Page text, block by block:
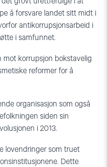
å forsvare landet sitt midt i
antikorrupsjonsarbeid i
i samfunnet.
korrupsjon bokstavelig
reformer for å
organisasjon som også
siden sin
i 2013.
lovendringer som truet
Dette